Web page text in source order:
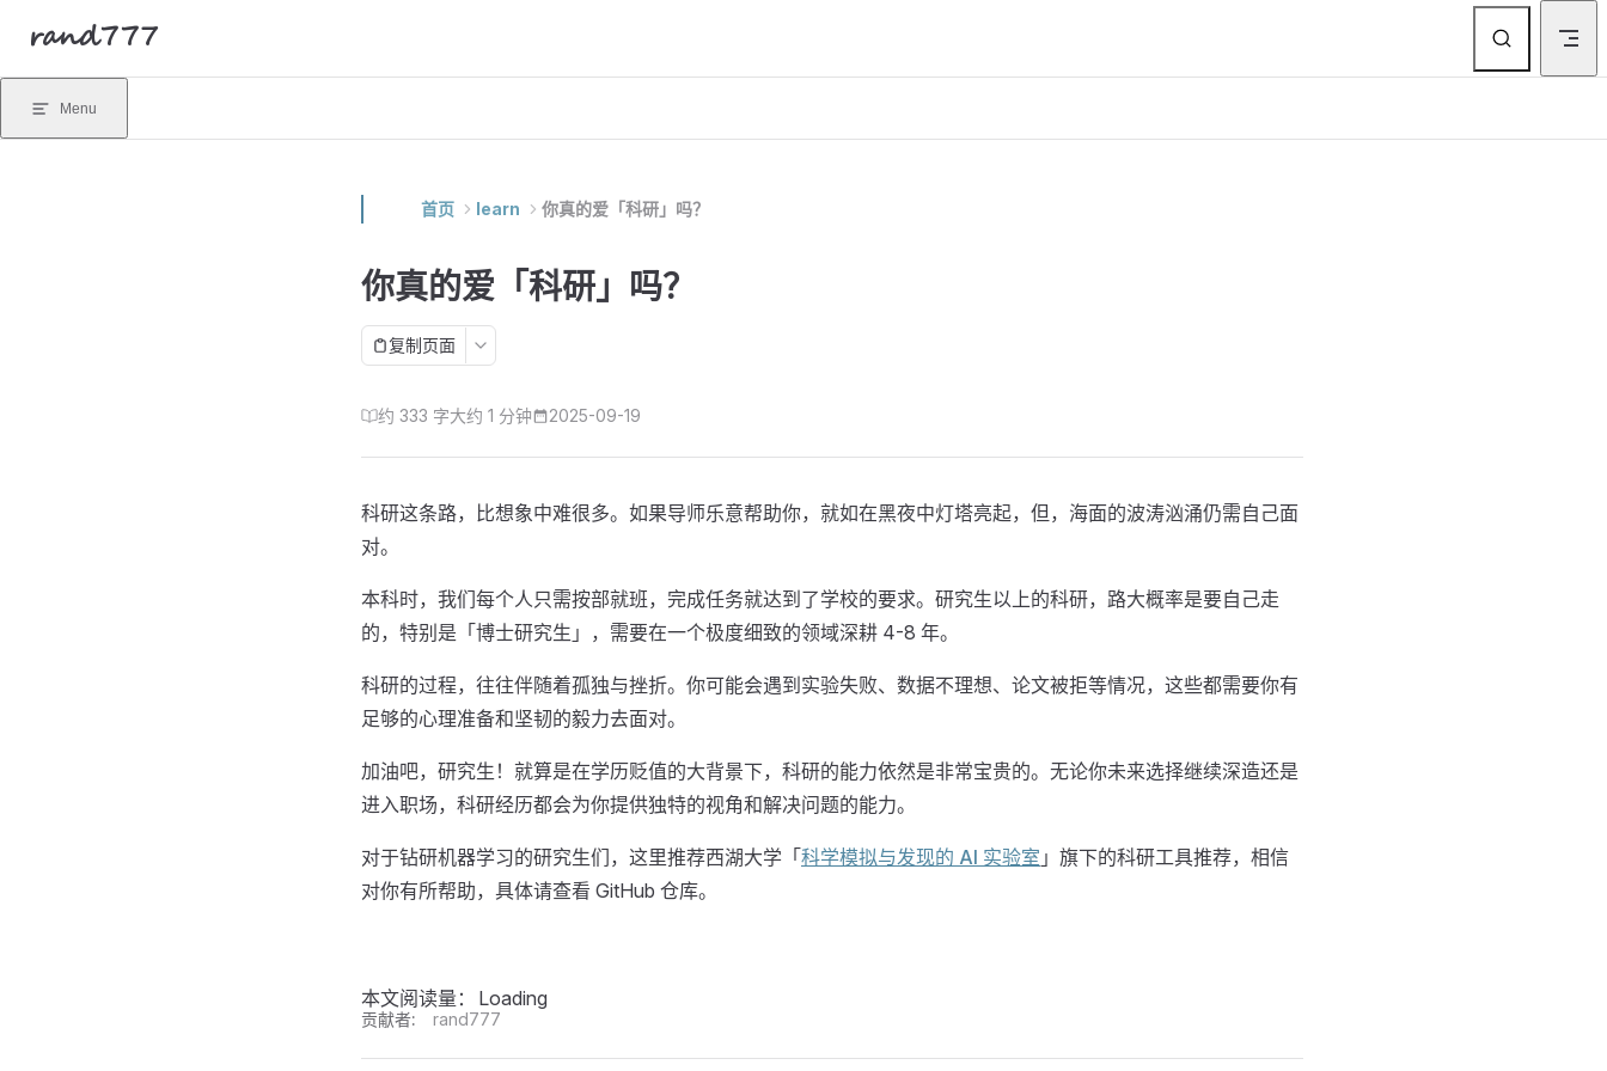
Skip to content
rand777
Menu
首页 learn 你真的爱「科研」吗？
你真的爱「科研」吗？
复制页面
约 333 字大约 1 分钟 2025-09-19
科研这条路，比想象中难很多。如果导师乐意帮助你，就如在黑夜中灯塔亮起，但，海面的波涛汹涌仍需自己面
对。
本科时，我们每个人只需按部就班，完成任务就达到了学校的要求。研究生以上的科研，路大概率是要自己走
的，特别是「博士研究生」，需要在一个极度细致的领域深耕 4-8 年。
科研的过程，往往伴随着孤独与挫折。你可能会遇到实验失败、数据不理想、论文被拒等情况，这些都需要你有
足够的心理准备和坚韧的毅力去面对。
加油吧，研究生！就算是在学历贬值的大背景下，科研的能力依然是非常宝贵的。无论你未来选择继续深造还是
进入职场，科研经历都会为你提供独特的视角和解决问题的能力。
对于钻研机器学习的研究生们，这里推荐西湖大学「 科学模拟与发现的 AI 实验室 」旗下的科研工具推荐，相信
对你有所帮助，具体请查看 GitHub 仓库。
本文阅读量： Loading
贡献者: rand777